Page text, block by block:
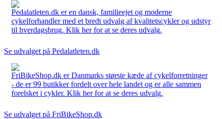
Pedalatleten.dk er en dansk, familieejet og moderne
cykelforhandler med et bredt udvalg af kvalitetscykler og udstyr
til hverdagsbrug. Klik her for at se deres udvalg.
Se udvalget på Pedalatleten.dk
FriBikeShop.dk er Danmarks største kæde af cykelforretninger
- de er 99 butikker fordelt over hele landet og er alle sammen
forelsket i cykler. Klik her for at se deres udvalg.
Se udvalget på FriBikeShop.dk